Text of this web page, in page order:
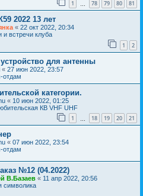
1 78 79 80 81
2022 13 лет
« 22 окт 2022, 20:34
и встречи клуба
1 2
для антенны
« 27 июн 2022, 23:57
отдам
категории.
« 10 июн 2022, 01:25
КВ VHF UHF
1 18 19 20 21
« 07 июн 2022, 23:54
отдам
№12 (04.2022)
В.Базаев « 11 апр 2022, 20:56
символика